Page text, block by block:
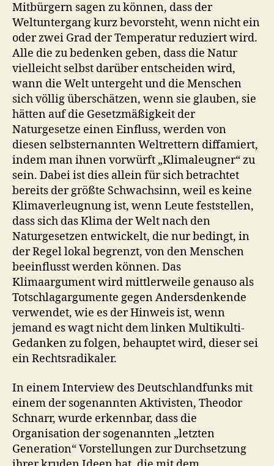
Mitbürgern sagen zu können, dass der
Weltuntergang kurz bevorsteht, wenn nicht ein
oder zwei Grad der Temperatur reduziert wird.
Alle die zu bedenken geben, dass die Natur
vielleicht selbst darüber entscheiden wird,
wann die Welt untergeht und die Menschen
sich völlig überschätzen, wenn sie glauben, sie
hätten auf die Gesetzmäßigkeit der
Naturgesetze einen Einfluss, werden von
diesen selbsternannten Weltrettern diffamiert,
indem man ihnen vorwürft „Klimaleugner“ zu
sein. Dabei ist dies allein für sich betrachtet
bereits der größte Schwachsinn, weil es keine
Klimaverleugnung ist, wenn Leute feststellen,
dass sich das Klima der Welt nach den
Naturgesetzen entwickelt, die nur bedingt, in
der Regel lokal begrenzt, von den Menschen
beeinflusst werden können. Das
Klimaargument wird mittlerweile genauso als
Totschlagargumente gegen Andersdenkende
verwendet, wie es der Hinweis ist, wenn
jemand es wagt nicht dem linken Multikulti-
Gedanken zu folgen, behauptet wird, dieser sei
ein Rechtsradikaler.
In einem Interview des Deutschlandfunks mit
einem der sogenannten Aktivisten, Theodor
Schnarr, wurde erkennbar, dass die
Organisation der sogenannten „letzten
Generation“ Vorstellungen zur Durchsetzung